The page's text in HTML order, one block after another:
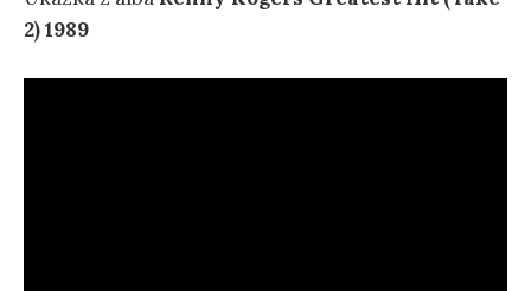
2) 1989